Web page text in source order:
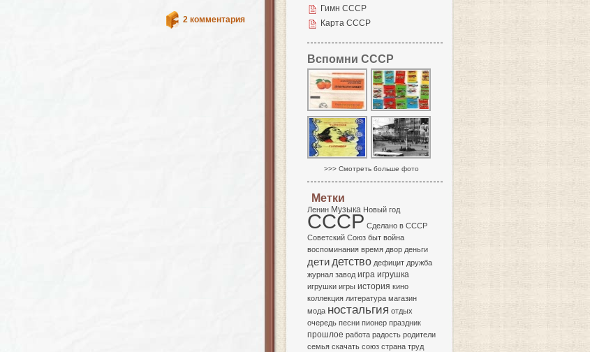
2 комментария
Гимн СССР
Карта СССР
Вспомни СССР
>>> Смотреть больше фото
Метки
Ленин Музыка Новый год
СССР Сделано в СССР
Советский Союз быт война
воспоминания время двор деньги
дети детство дефицит дружба
журнал завод игра игрушка
игрушки игры история кино
коллекция литература магазин
мода ностальгия отдых
очередь песни пионер праздник
прошлое работа радость родители
семья скачать союз страна труд